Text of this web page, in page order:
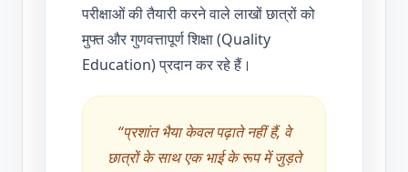
परीक्षाओं की तैयारी करने वाले लाखों छात्रों को
मुफ्त और गुणवत्तापूर्ण शिक्षा (Quality
Education) प्रदान कर रहे हैं।
“प्रशांत भैया केवल पढ़ाते नहीं हैं, वे
छात्रों के साथ एक भाई के रूप में जुड़ते